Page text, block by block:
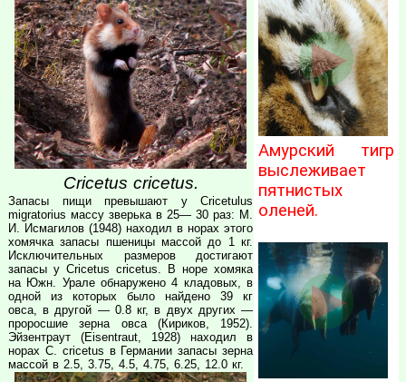
Cricetus cricetus.
Запасы пищи превышают у Cricetulus
migratorius массу зверька в 25— 30 раз: М.
И. Исмагилов (1948) находил в норах этого
хомячка запасы пшеницы массой до 1 кг.
Исключительных размеров достигают
запасы у Cricetus cricetus. В норе хомяка
на Южн. Урале обнаружено 4 кладовых, в
одной из которых было найдено 39 кг
овса, в другой — 0.8 кг, в двух других —
проросшие зерна овса (Кириков, 1952).
Эйзентраут (Eisentraut, 1928) находил в
норах С. cricetus в Германии запасы зерна
массой в 2.5, 3.75, 4.5, 4.75, 6.25, 12.0 кг.
Амурский тигр
выслеживает
пятнистых
оленей.